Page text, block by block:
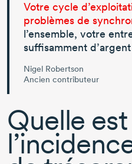
Votre cycle
problèmes de
l’ensemble, votre
suffisamment
Nigel Robertson
Ancien contributeur
Quelle est